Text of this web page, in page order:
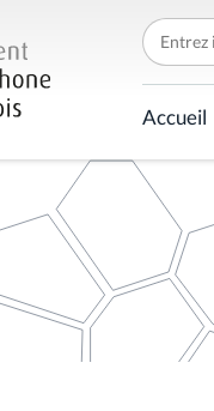
C
h
e
r
c
h
r
p
Accueil